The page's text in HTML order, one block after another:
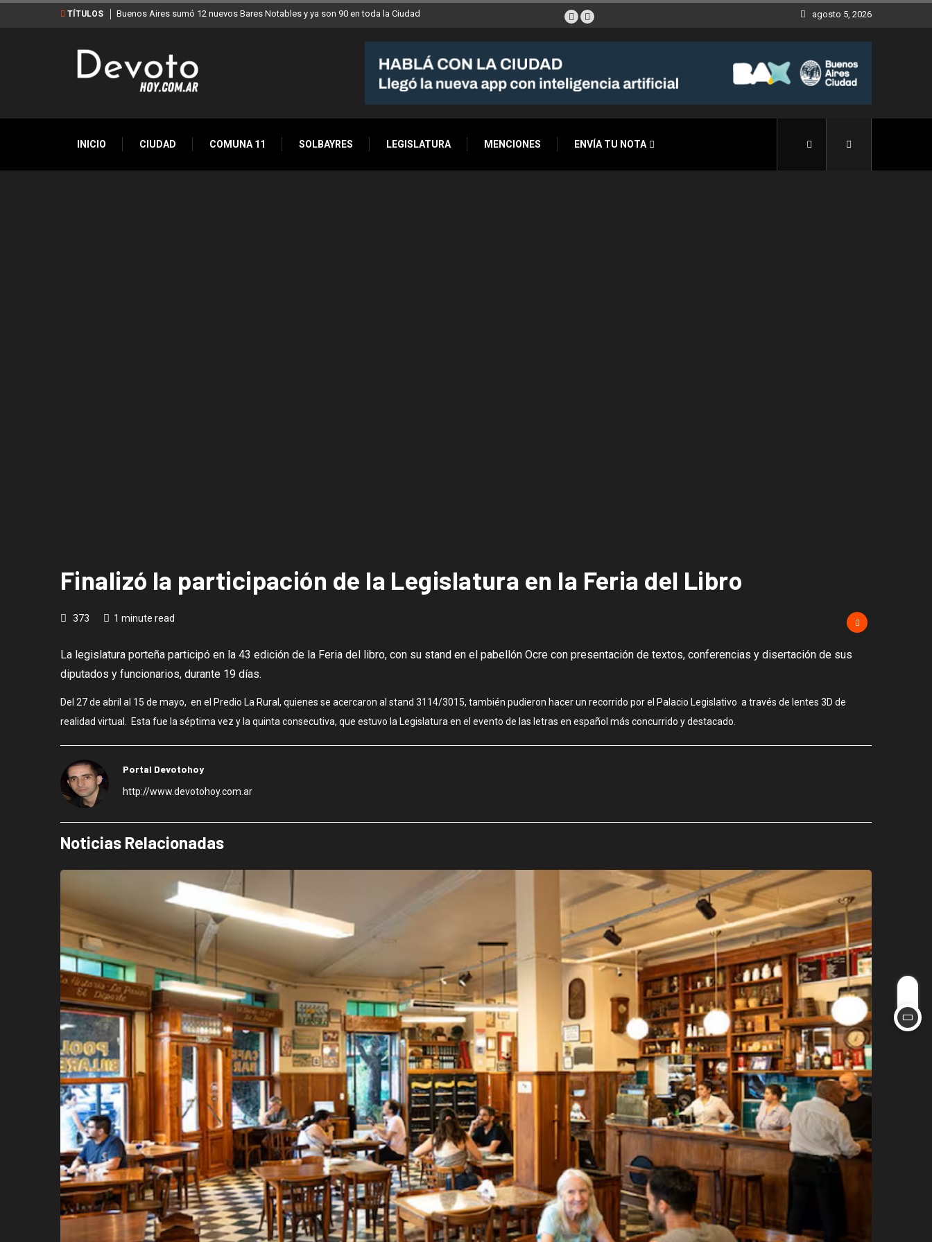
TÍTULOS Buenos Aires sumó 12 nuevos Bares Notables y ya son 90 en toda la Ciudad agosto 5, 2026
INICIO CIUDAD COMUNA 11 SOLBAYRES LEGISLATURA MENCIONES ENVÍA TU NOTA
Finalizó la participación de la Legislatura en la Feria del Libro
373 1 minute read
La legislatura porteña participó en la 43 edición de la Feria del libro, con su stand en el pabellón Ocre con presentación de textos, conferencias y disertación de sus
diputados y funcionarios, durante 19 días.
Del 27 de abril al 15 de mayo, en el Predio La Rural, quienes se acercaron al stand 3114/3015, también pudieron hacer un recorrido por el Palacio Legislativo a través de lentes 3D de
realidad virtual. Esta fue la séptima vez y la quinta consecutiva, que estuvo la Legislatura en el evento de las letras en español más concurrido y destacado.
Portal Devotohoy
http://www.devotohoy.com.ar
Noticias Relacionadas